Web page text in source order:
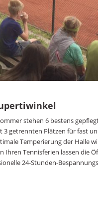
stehen 6 bestens
3 getrennten Plätzen für fast
Temperierung der Halle
Ihren Tennisferien lassen die
24-Stunden-